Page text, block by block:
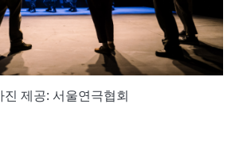
진 제공: 서울연극협회